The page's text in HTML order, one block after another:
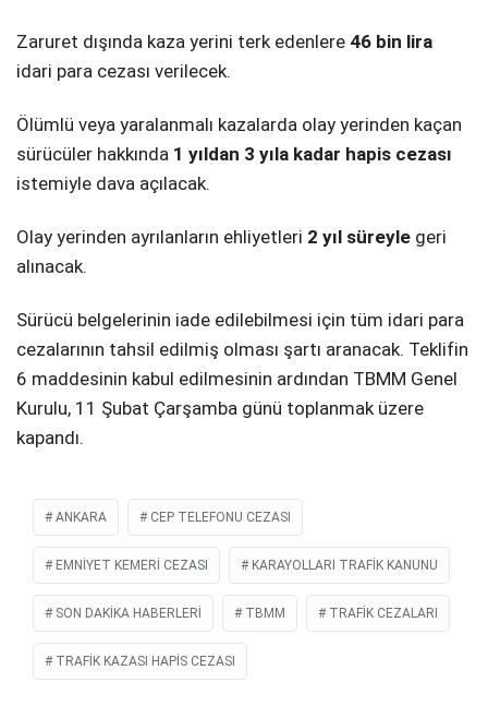
Zaruret dışında kaza yerini terk edenlere 46 bin lira
idari para cezası verilecek.
Ölümlü veya yaralanmalı kazalarda olay yerinden kaçan
sürücüler hakkında 1 yıldan 3 yıla kadar hapis cezası
istemiyle dava açılacak.
Olay yerinden ayrılanların ehliyetleri 2 yıl süreyle geri
alınacak.
Sürücü belgelerinin iade edilebilmesi için tüm idari para
cezalarının tahsil edilmiş olması şartı aranacak. Teklifin
6 maddesinin kabul edilmesinin ardından TBMM Genel
Kurulu, 11 Şubat Çarşamba günü toplanmak üzere
kapandı.
ANKARA CEP TELEFONU CEZASI
EMNIYET KEMERI CEZASI KARAYOLLARI TRAFIK KANUNU
SON DAKIKA HABERLERI TBMM TRAFIK CEZALARI
TRAFIK KAZASI HAPIS CEZASI